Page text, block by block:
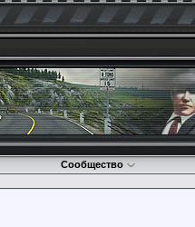
Сообщество